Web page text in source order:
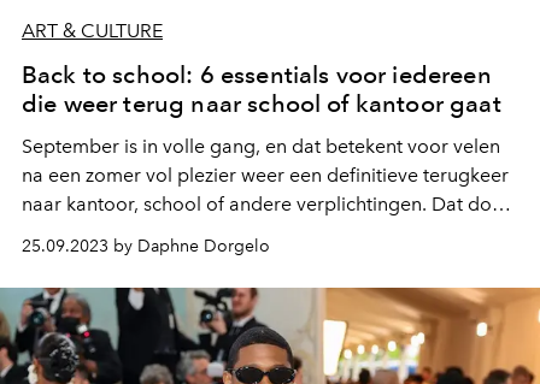
ART & CULTURE
Back to school: 6 essentials voor iedereen
die weer terug naar school of kantoor gaat
September is in volle gang, en dat betekent voor velen
na een zomer vol plezier weer een definitieve terugkeer
naar kantoor, school of andere verplichtingen. Dat doen
we het liefst in stijl, natuurlijk.
25.09.2023 by Daphne Dorgelo